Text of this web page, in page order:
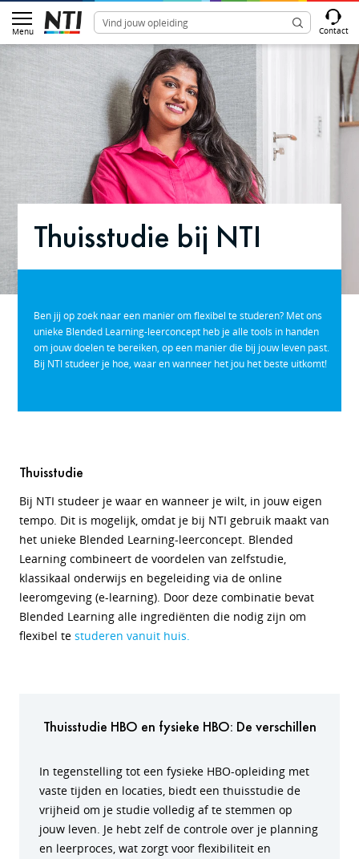
Menu Contact
Thuisstudie bij NTI
Ben jij op zoek naar een manier om flexibel te studeren? Met ons
unieke Blended Learning-leerconcept heb je alle tools in handen
om jouw doelen te bereiken, op een manier die bij jouw leven past.
Bij NTI studeer je hoe, waar en wanneer het jou het beste uitkomt!
Thuisstudie
Bij NTI studeer je waar en wanneer je wilt, in jouw eigen
tempo. Dit is mogelijk, omdat je bij NTI gebruik maakt van
het unieke Blended Learning-leerconcept. Blended
Learning combineert de voordelen van zelfstudie,
klassikaal onderwijs en begeleiding via de online
leeromgeving (e-learning). Door deze combinatie bevat
Blended Learning alle ingrediënten die nodig zijn om
flexibel te studeren vanuit huis.
Thuisstudie HBO en fysieke HBO: De verschillen
In tegenstelling tot een fysieke HBO-opleiding met
vaste tijden en locaties, biedt een thuisstudie de
vrijheid om je studie volledig af te stemmen op
jouw leven. Je hebt zelf de controle over je planning
en leerproces, wat zorgt voor flexibiliteit en